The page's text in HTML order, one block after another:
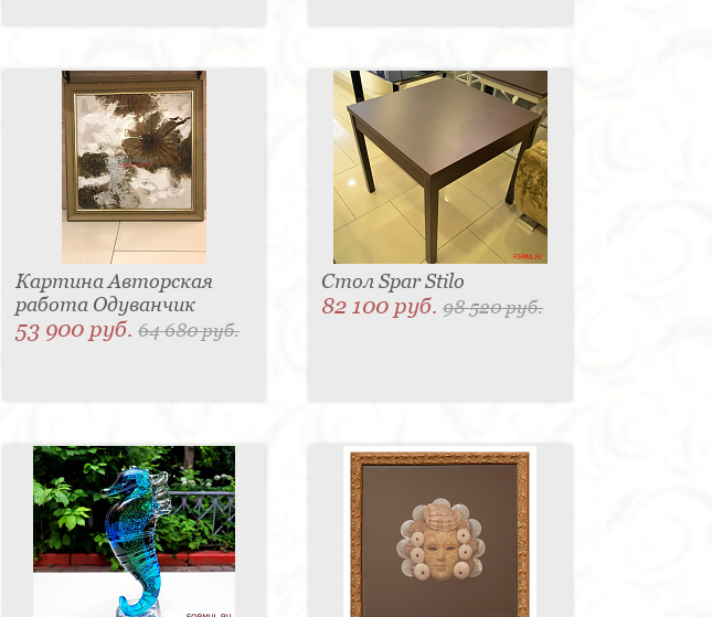
Картина Авторская
работа Одуванчик
53 900 руб. 64 680 руб.
Стол Spar Stilo
82 100 руб.98 520 руб.